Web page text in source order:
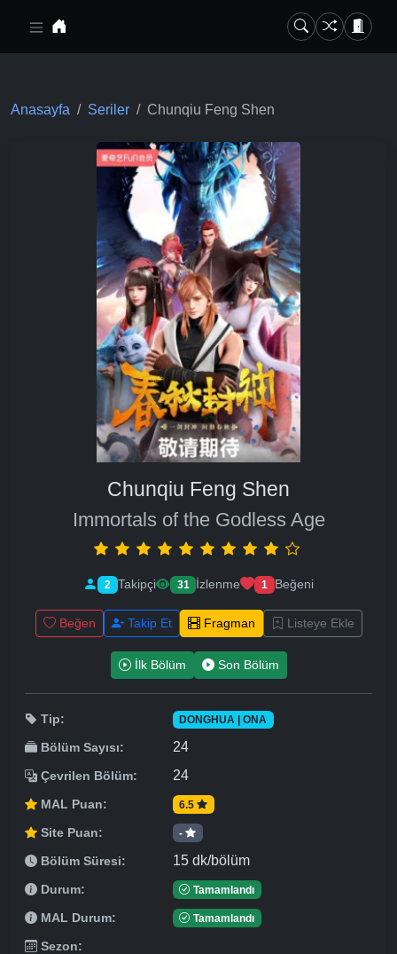
Anasayfa Seriler Chunqiu Feng Shen
Chunqiu Feng Shen
Immortals of the Godless Age
2 Takipçi 31 İzlenme 1 Beğeni
Beğen Takip Et Fragman Listeye Ekle
İlk Bölüm Son Bölüm
Tip: DONGHUA | ONA
Bölüm Sayısı: 24
Çevrilen Bölüm: 24
MAL Puan: 6.5
Site Puan: -
Bölüm Süresi: 15 dk/bölüm
Durum: Tamamlandı
MAL Durum: Tamamlandı
Sezon: